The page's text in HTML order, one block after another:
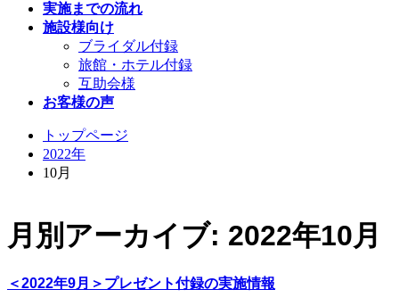
実施までの流れ
施設様向け
ブライダル付録
旅館・ホテル付録
互助会様
お客様の声
トップページ
2022年
10月
月別アーカイブ: 2022年10月
＜2022年9月＞プレゼント付録の実施情報